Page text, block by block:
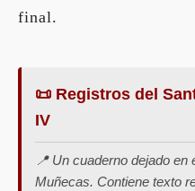
final.
📜 Registros del
IV
📍 Un cuaderno dejado en
Muñecas. Contiene texto